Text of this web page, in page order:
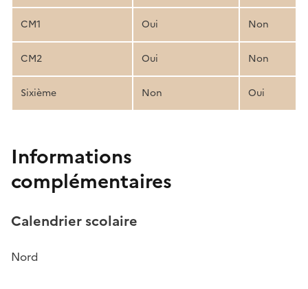
CM1 Oui Non
CM2 Oui Non
Sixième Non Oui
Informations
complémentaires
Calendrier scolaire
Nord